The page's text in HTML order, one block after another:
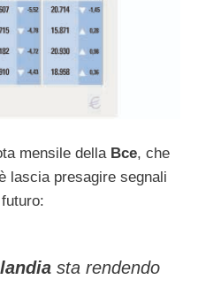
mensile della Bce, che
lascia presagire segnali
sta rendendo